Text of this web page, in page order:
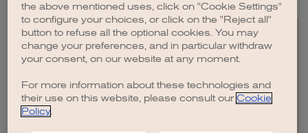
EN FR IT CN JP
the above mentioned uses, click on "Cookie Settings"
to configure your choices, or click on the "Reject all"
button to refuse all the optional cookies. You may
change your preferences, and in particular withdraw
your consent, on our website at any moment.
For more information about these technologies and
their use on this website, please consult our Cookie
Policy.